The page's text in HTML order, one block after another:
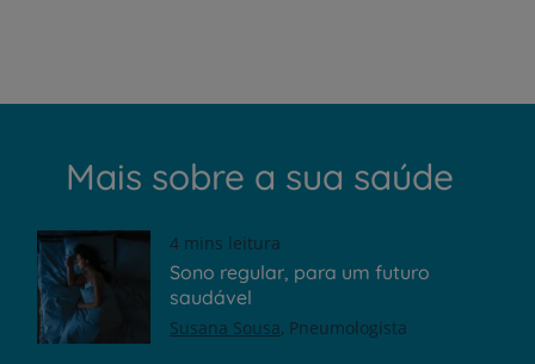
Mais sobre a sua saúde
4 mins leitura
Sono regular, para um futuro
saudável
Susana Sousa Pneumologista